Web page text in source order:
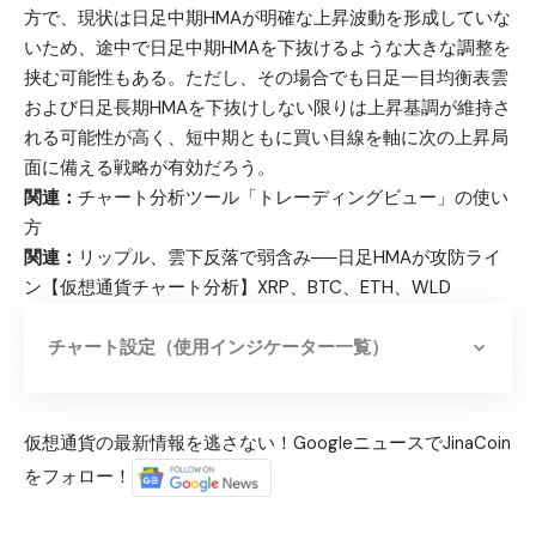
方で、現状は日足中期HMAが明確な上昇波動を形成していな
いため、途中で日足中期HMAを下抜けるような大きな調整を
挟む可能性もある。ただし、その場合でも日足一目均衡表雲
および日足長期HMAを下抜けしない限りは上昇基調が維持さ
れる可能性が高く、短中期ともに買い目線を軸に次の上昇局
面に備える戦略が有効だろう。
関連： チャート分析ツール「トレーディングビュー」の使い
方
関連： リップル、雲下反落で弱含み──日足HMAが攻防ライ
ン【仮想通貨チャート分析】XRP、BTC、ETH、WLD
チャート設定（使用インジケーター一覧）
仮想通貨の最新情報を逃さない！GoogleニュースでJinaCoin
をフォロー！